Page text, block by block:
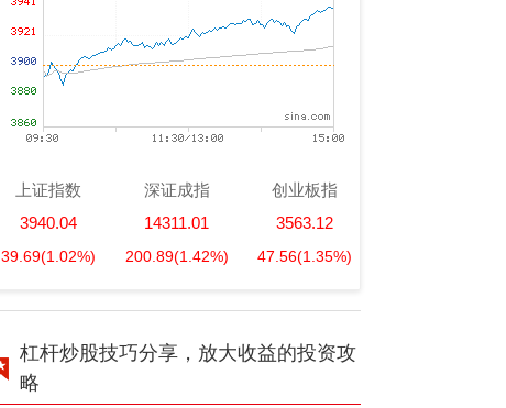
上证指数
3940.04
39.69(1.02%)
深证成指
14311.01
200.89(1.42%)
创业板指
3563.12
47.56(1.35%)
杠杆炒股技巧分享，放大收益的投资攻
略